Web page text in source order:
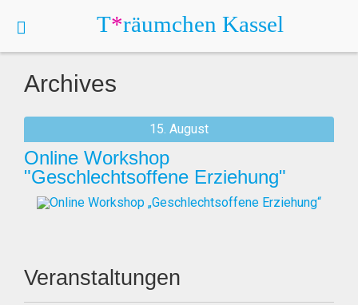
Archives
15. August
Online Workshop
"Geschlechtsoffene Erziehung"
Veranstaltungen
T*räumchen Kassel